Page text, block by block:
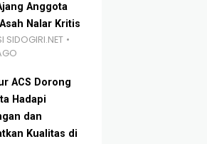
Anggota
Nalar Kritis
SIDOGIRI.NET
ACS Dorong
Hadapi
dan
Kualitas di